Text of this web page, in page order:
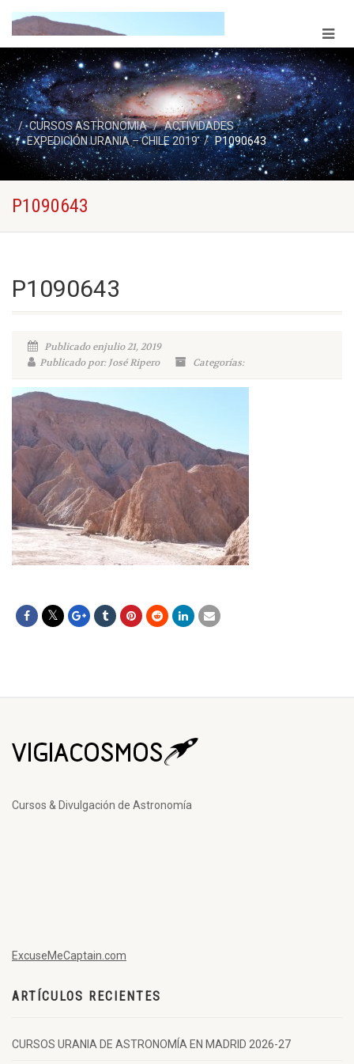
CURSOS ASTRONOMIA
ACTIVIDADES
EXPEDICIÓN URANIA – CHILE 2019
P1090643
P1090643
P1090643
Publicado enjulio 21, 2019
Publicado por: José Ripero
Categorías:
Cursos & Divulgación de Astronomía
ExcuseMeCaptain.com
ARTÍCULOS RECIENTES
CURSOS URANIA DE ASTRONOMÍA EN MADRID 2026-27